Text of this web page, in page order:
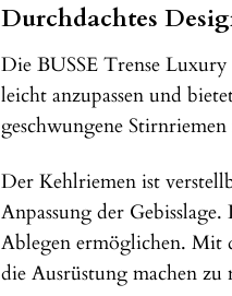
Durchdachtes
Die BUSSE Trense
leicht anzupassen und
geschwungene
Der Kehlriemen ist
Anpassung der
Ablegen ermöglichen. Mit
die Ausrüstung machen zu